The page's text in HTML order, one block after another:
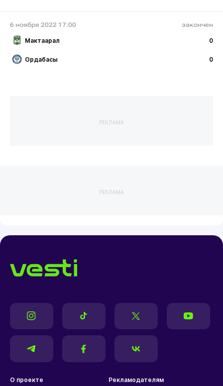
6 ноября 2022 17:00 закончен
Мактаарал 0
Ордабасы 0
РЕКЛАМА
РЕКЛАМА
О проекте Рекламодателям